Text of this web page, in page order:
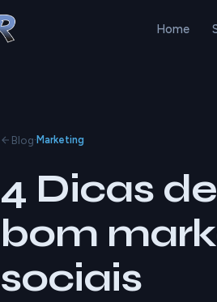
Home
Blog· Marketing
4 Dicas
bom
sociais